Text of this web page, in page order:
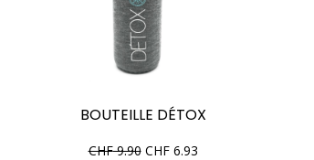
BOUTEILLE DÉTOX
CHF9.90 CHF6.93